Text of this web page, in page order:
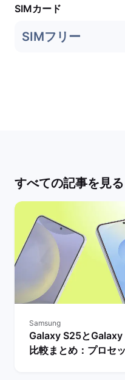
SIMカード
SIMフリー
すべての記事を見る
Samsung
Galaxy S25と
比較まとめ：プロセ